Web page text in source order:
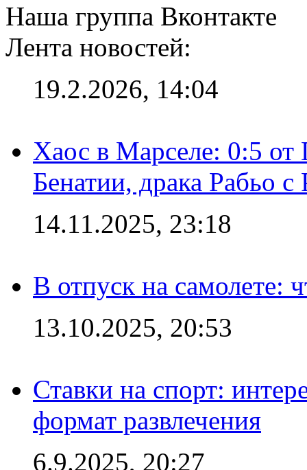
Наша группа Вконтакте
Лента новостей:
19.2.2026, 14:04
Хаос в Марселе: 0:5
Бенатии, драка Рабьо с
14.11.2025, 23:18
В отпуск на самолете:
13.10.2025, 20:53
Ставки на спорт:
формат развлечения
6.9.2025, 20:27